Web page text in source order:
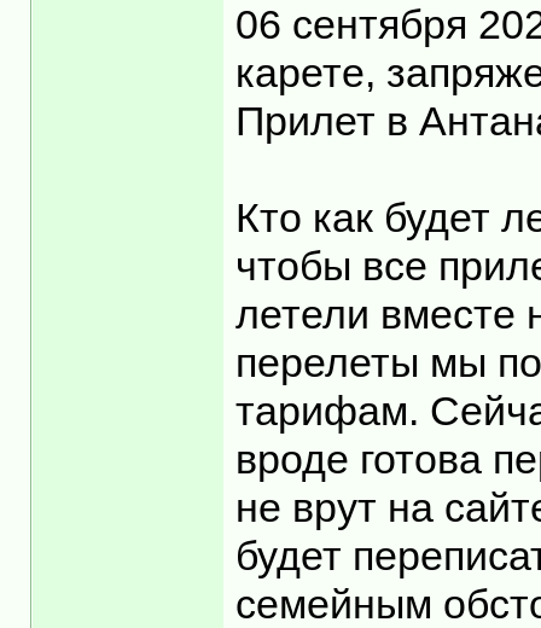
06 сентября
карете,
Прилет в
Кто как будет
чтобы все
летели вместе
перелеты мы
тарифам.
вроде готова
не врут на
будет
семейным